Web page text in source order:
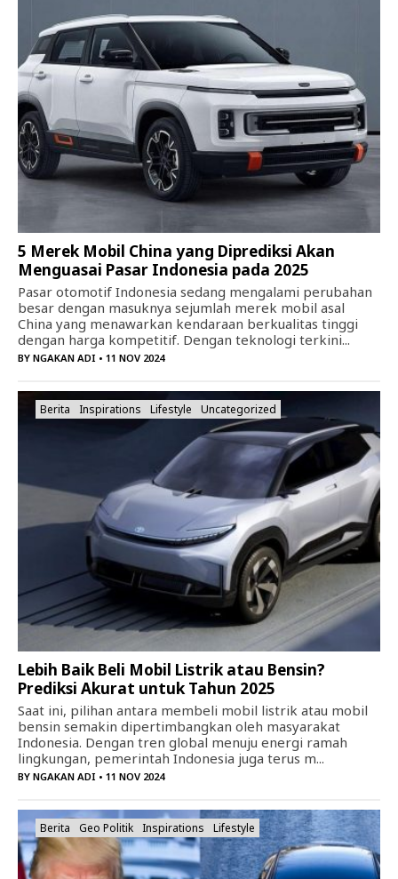
5 Merek Mobil China yang Diprediksi Akan
Menguasai Pasar Indonesia pada 2025
Pasar otomotif Indonesia sedang mengalami perubahan
besar dengan masuknya sejumlah merek mobil asal
China yang menawarkan kendaraan berkualitas tinggi
dengan harga kompetitif. Dengan teknologi terkini...
BY NGAKAN ADI • 11 NOV 2024
Berita Inspirations Lifestyle Uncategorized
Lebih Baik Beli Mobil Listrik atau Bensin?
Prediksi Akurat untuk Tahun 2025
Saat ini, pilihan antara membeli mobil listrik atau mobil
bensin semakin dipertimbangkan oleh masyarakat
Indonesia. Dengan tren global menuju energi ramah
lingkungan, pemerintah Indonesia juga terus m...
BY NGAKAN ADI • 11 NOV 2024
Berita Geo Politik Inspirations Lifestyle